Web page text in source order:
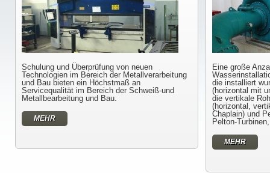
Schulung und Überprüfung von neuen
Technologien im Bereich der Metallverarbeitung
und Bau bieten ein Höchstmaß an
Servicequalität im Bereich der Schweiß-und
Metallbearbeitung und Bau.
MEHR
Eine große
die installiert
(horizontal mit
die vertikale
(horizontal,
Chaplain) und
Pelton-
MEHR